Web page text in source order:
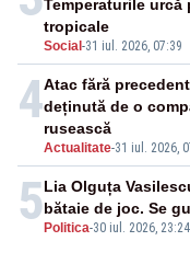
Social -31 iul. 2026, 07:39
Temperaturile urcă
tropicale
4
Actualitate-31 iul. 2026,
Atac fără
deținută de o
rusească
5 Politica-30 iul. 2026, 23:24
Lia Olguța
bătaie de joc. Se